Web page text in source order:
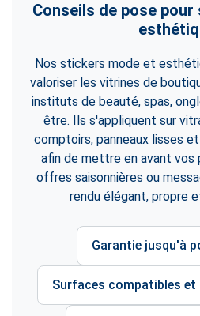
Conseils de pose
Nos stickers mode et
valoriser les vitrines de
instituts de beauté, spas,
être. Ils s'appliquent sur
comptoirs, panneaux lisses
afin de mettre en avant vos
offres saisonnières ou
rendu élégant, propre
Garantie jusqu'à
Surfaces compatibles et